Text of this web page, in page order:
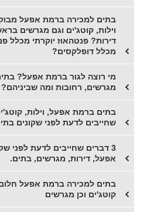
בתים למכירה ברמת אפעל
וילות, קוטג'ים וגם מגרשים
דירות? פנטהאוז יוקרתי מכלל
מכלל דופלקסים?
מי רוצה לגור ברמת אפעל?
מגרשים, רחובות ומה שביניהם?
שחייבים לדעת לפני שקונים
3 דברים שחייבים לדעת לפני
אפעל, דירות, מגרשים, בתים.
בתים למכירה ברמת אפעל
קוטג'ים וכן מגרשים